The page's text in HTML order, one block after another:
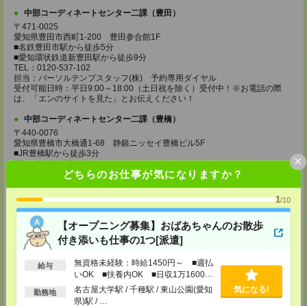
どちらのお仕事が気になりますか？
1/10
【オープニング募集】おばあちゃんのお散歩
付き添いも仕事の1つ[派遣]
給与
無資格未経験：時給1450円～ ■週払
いOK ■扶養内OK ■日収1万1600円
以上
勤務地
名古屋大学駅 / 千種駅 / 東山公園(愛知
県)駅 / …
気になる!
×
中部コーディネートセンター二課（豊田）
〒471-0025
愛知県豊田市西町1-200 豊田参合館1F
■名鉄豊田市駅から徒歩5分
■愛知環状鉄道新豊田駅から徒歩9分
TEL：0120-537-102
担当：パーソルテンプスタッフ(株) 予約専用ダイヤル
受付可能日時：平日9:00～18:00（土日祝を除く）受付中！※お電話の際
は、「エンのサイトを見た」とお伝えください！
中部コーディネートセンター二課（豊橋）
〒440-0076
愛知県豊橋市大橋通1-68 静銀ニッセイ豊橋ビル5F
■JR豊橋駅から徒歩3分
TEL：0120-537-102
担当：パーソルテンプスタッフ(株) 予約専用ダイヤル
中部コーディネートセンター二課（岡崎）
〒444-0043 愛知県 岡崎市唐沢町11-5 第一生命・三井住友海上岡崎ビル
■名鉄東岡崎駅から徒歩3分
TEL：0120-537-102
担当：パーソルテンプスタッフ(株) 予約専用ダイヤル
受付可能日時：平日9:00～18:00（土日祝を除く）受付中！※お電話の際
は、「エンのサイトを見た」とお伝えください！